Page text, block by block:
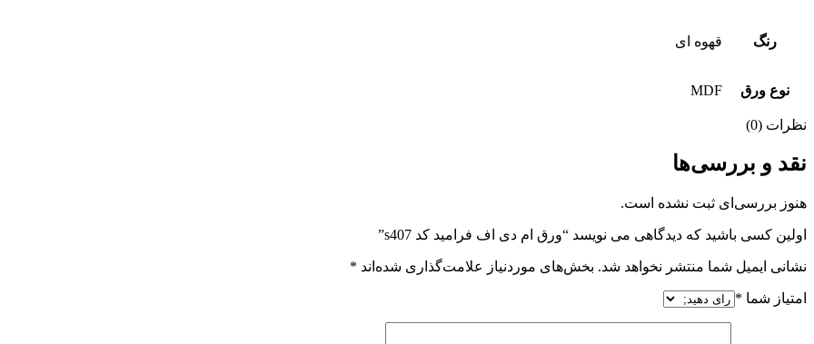
رنگ قهوه ای
نوع ورق MDF
نظرات (0)
نقد و بررسی‌ها
هنوز بررسی‌ای ثبت نشده است.
اولین کسی باشید که دیدگاهی می نویسد “ورق ام دی اف فرامید کد s407”
نشانی ایمیل شما منتشر نخواهد شد. بخش‌های موردنیاز علامت‌گذاری شده‌اند *
امتیاز شما *